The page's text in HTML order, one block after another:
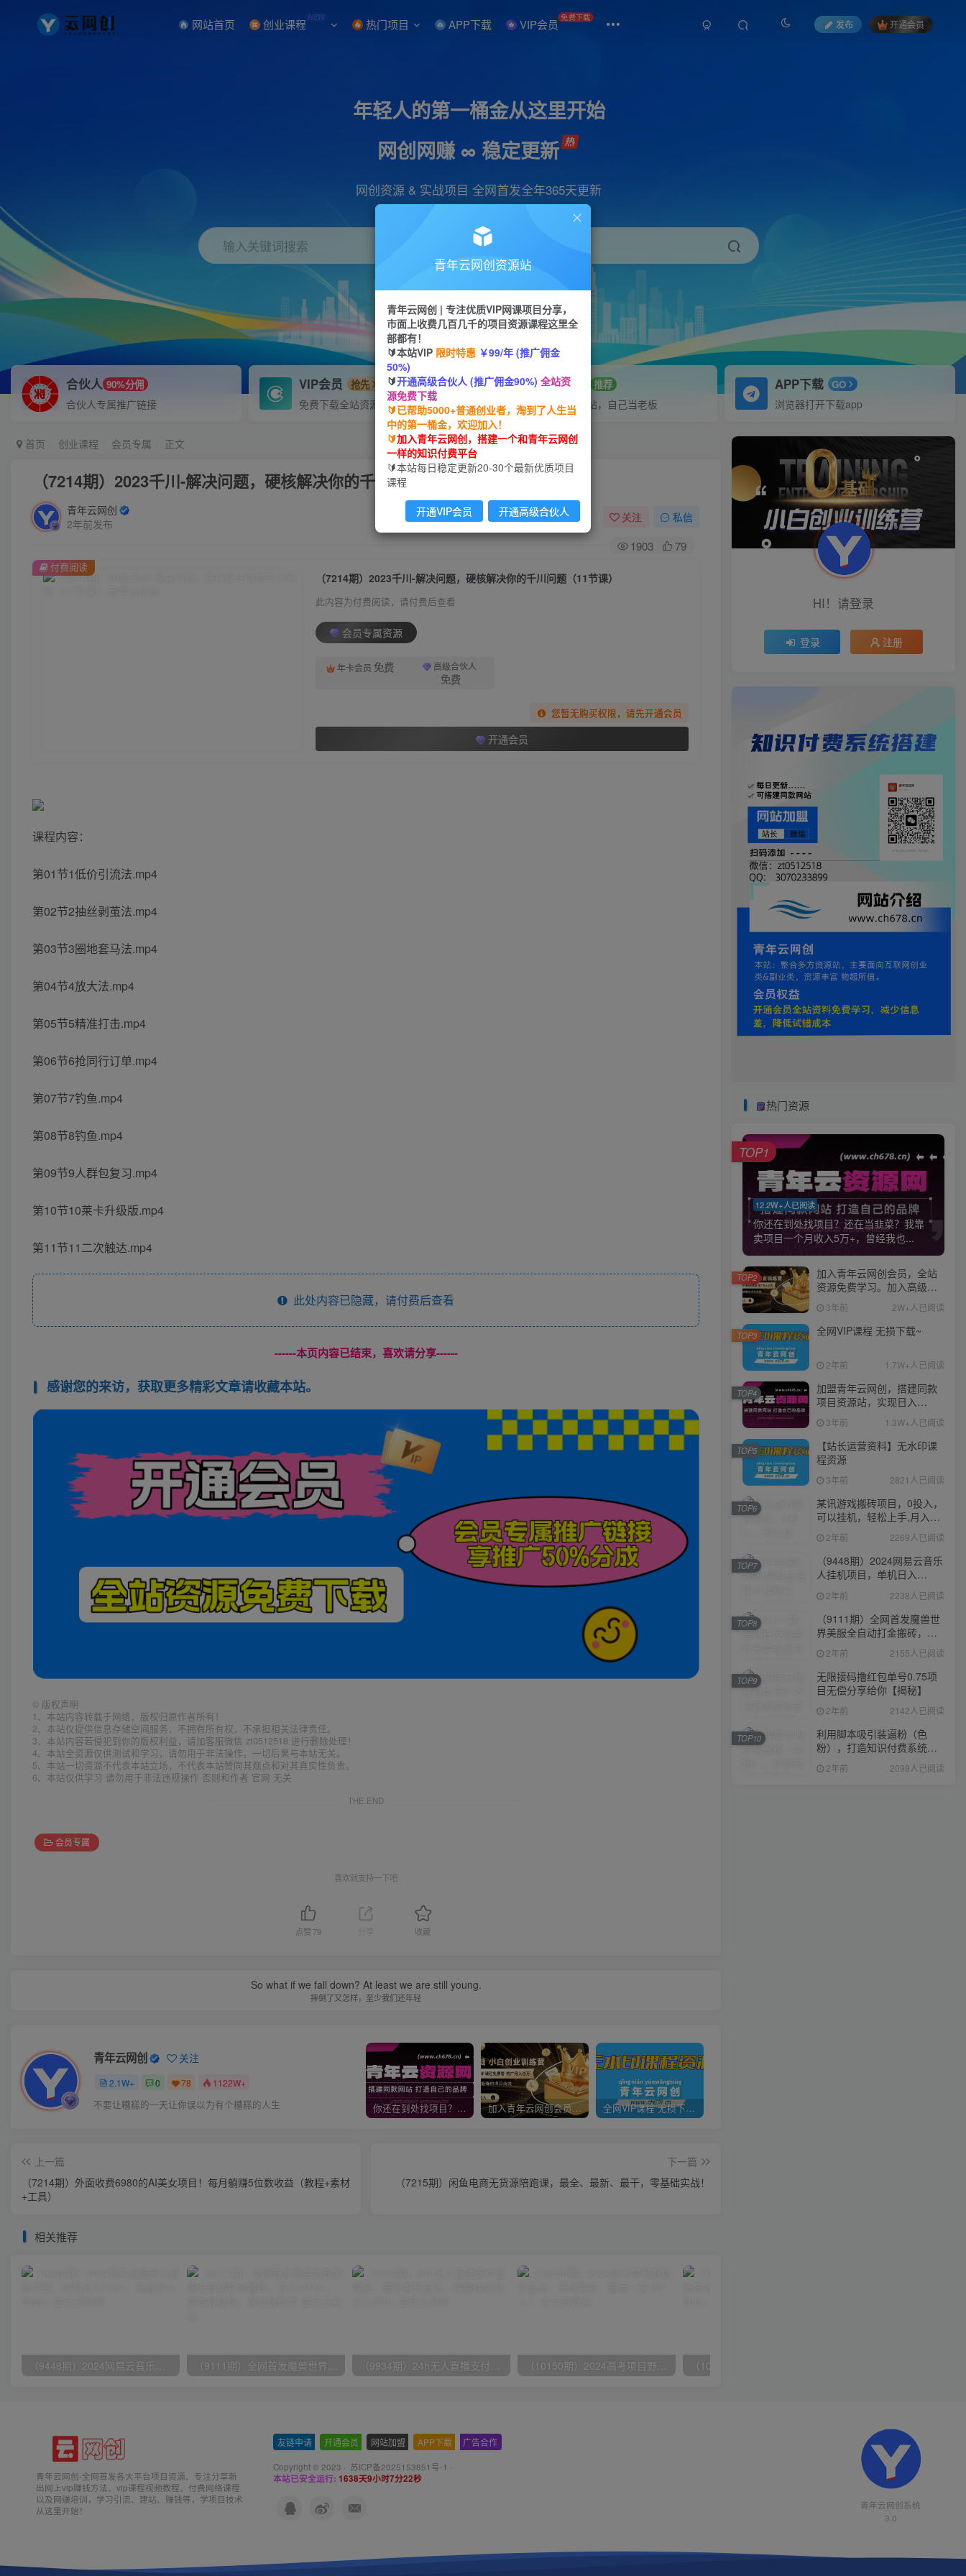
网站首页 创业课程 NEW 热门项目 APP下载 VIP会员 免费下载
发布 开通会员
年轻人的第一桶金从这里开始
网创网赚 ∞ 稳定更新
网创资源 & 实战项目 全网首发全年365天更新
输入关键词搜索
项目 引流 抖音 短视频 剪辑 会员
合伙人 90%分佣
合伙人专属推广链接
VIP会员 抢先
免费下载全站资源
招募站长 推荐
搭建同款网站，自己当老板
APP下载 GO
浏览器打开下载app
首页 创业课程 会员专属 正文
（7214期）2023千川-解决问题，硬核解决你的千川问题（11节课）
青年云网创
2年前发布
关注 私信
1903 79
（7214期）2023千川-解决问题，硬核解决你的千川问题（11节课）
此内容为付费阅读，请付费后查看
会员专属资源
年卡会员 免费 高级合伙人
免费
您暂无购买权限，请先开通会员
开通会员
付费阅读
课程内容：
第01节1低价引流法.mp4
第02节2抽丝剥茧法.mp4
第03节3圈地套马法.mp4
第04节4放大法.mp4
第05节5精准打击.mp4
第06节6抢同行订单.mp4
第07节7钓鱼.mp4
第08节8钓鱼.mp4
第09节9人群包复习.mp4
第10节10莱卡升级版.mp4
第11节11二次触达.mp4
此处内容已隐藏，请付费后查看
------本页内容已结束，喜欢请分享------
感谢您的来访，获取更多精彩文章请收藏本站。
© 版权声明
1、本站内容转载于网络，版权归原作者所有！
2、本站仅提供信息存储空间服务，不拥有所有权，不承担相关法律责任。
3、本站内容若侵犯到你的版权利益，请加客服微信 zt0512518 进行删除处理！
4、本站全资源仅供测试和学习，请勿用于非法操作，一切后果与本站无关。
5、本站一切资源不代表本站立场，不代表本站赞同其观点和对其真实性负责。
6、本站仅供学习 请勿用于非法违规操作 否则和作者 官网 无关
THE END
会员专属
喜欢就支持一下吧
点赞79 收藏
So what if we fall down? At least we are still young.
摔倒了又怎样，至少我们还年轻
青年云网创 关注
2.1W+ 0 78 1122W+
不要让糟糕的一天让你误以为有个糟糕的人生 你还在到处找项目？还在当韭菜？我靠卖项目一个月收入5万+，曾经我也是个失败者。 加入青年云网创会员，全站资源免费学习。加入高级合伙人，推广日入1000+ 全网VIP课程 无损下载~
上一篇
（7214期）外面收费6980的AI美女项目！每月躺赚5位数收益（教程+素材
+工具）
下一篇
（7215期）闲鱼电商无货源陪跑课，最全、最新、最干，零基础实战！
相关推荐
（9448期）2024网易云音乐人挂机项目，单机日入150+，无脑月入5000+ （9111期）全网首发魔兽世界美服全自动打金搬砖，日入1000+，简单好操作，保姆级教学 （9934期）24h无人直播支付宝项目，最新带货玩法，纯躺赚实测日入500+ （10150期）2024高考项目野路子玩法，无限裂变，最高一天1W＋！
HI！请登录
登录 注册
热门资源
12.2W+人已阅读
你还在到处找项目？还在当韭菜？我靠
卖项目一个月收入5万+，曾经我也...
TOP1
加入青年云网创会员，全站
资源免费学习。加入高级合
伙人，推广日入1000+
3年前 2W+人已阅读
TOP2
全网VIP课程 无损下载~
2年前 1.7W+人已阅读
TOP3
加盟青年云网创，搭建同款
项目资源站，实现日入
2000+
3年前 1.3W+人已阅读
TOP4
【站长运营资料】无水印课
程资源
3年前 2821人已阅读
TOP5
某讯游戏搬砖项目，0投入，
可以挂机，轻松上手,月入
3000+上不封顶
2年前 2269人已阅读
TOP6
（9448期）2024网易云音乐
人挂机项目，单机日入
150+，无脑月入5000+
2年前 2238人已阅读
TOP7
（9111期）全网首发魔兽世
界美服全自动打金搬砖，日
入1000+，简单好操作，保
姆级教学
2年前 2155人已阅读
TOP8
无限接码撸红包单号0.75项
目无偿分享给你【揭秘】
2年前 2142人已阅读
TOP9
利用脚本吸引装逼粉（色
粉），打造知识付费系统，
附388元美女写真项目
2年前 2099人已阅读
TOP10
青年云网创-全网首发各大平台项目资源、专注分享新
出网上vip赚钱方法、vip课程视频教程、付费网络课程
以及网赚培训，学习引流、建站、赚钱等，学项目技术
从这里开始！
友链申请 开通会员 网站加盟 APP下载 广告合作
Copyright © 2023 · 苏ICP备2025153851号-1 ·
本站已安全运行: 1638天9小时7分23秒
青年云网创系统
3.0
青年云网创资源站
青年云网创 | 专注优质VIP网课项目分享，
市面上收费几百几千的项目资源课程这里全
部都有！
🔰本站VIP 限时特惠 ￥99/年 (推广佣金
50%)
🔰开通高级合伙人 (推广佣金90%) 全站资
源免费下载
🔰已帮助5000+普通创业者，淘到了人生当
中的第一桶金，欢迎加入！
🔰加入青年云网创，搭建一个和青年云网创
一样的知识付费平台
🔰本站每日稳定更新20-30个最新优质项目
课程
开通VIP会员 开通高级合伙人